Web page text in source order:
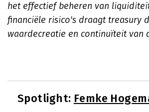
het effectief beheren van
financiële risico's draagt treasury
waardecreatie en continuïteit van
Spotlight: Femke